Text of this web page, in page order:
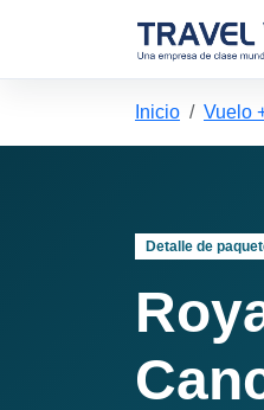
Inicio Vuelo
Detalle de